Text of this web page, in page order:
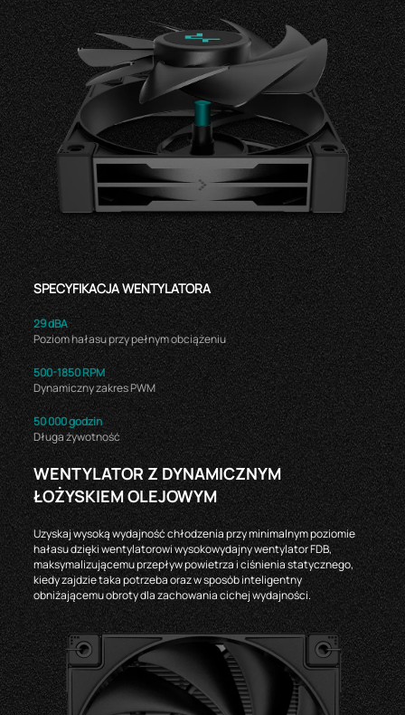
SPECYFIKACJA WENTYLATORA
29 dBA
Poziom hałasu przy pełnym obciążeniu
500-1850 RPM
Dynamiczny zakres PWM
50 000 godzin
Długa żywotność
WENTYLATOR Z DYNAMICZNYM
ŁOŻYSKIEM OLEJOWYM
Uzyskaj wysoką wydajność chłodzenia przy minimalnym poziomie
hałasu dzięki wentylatorowi wysokowydajny wentylator FDB,
maksymalizującemu przepływ powietrza i ciśnienia statycznego,
kiedy zajdzie taka potrzeba oraz w sposób inteligentny
obniżającemu obroty dla zachowania cichej wydajności.